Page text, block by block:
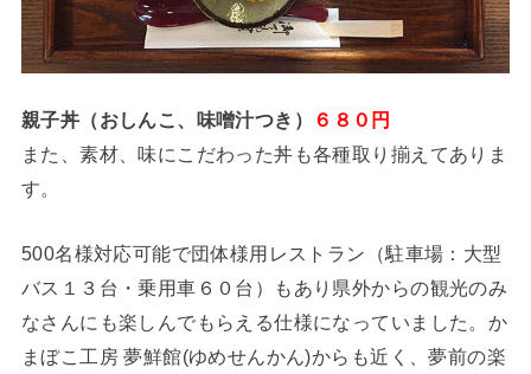
親子丼（おしんこ、味噌汁つき）
６８０円
また、素材、味にこだわった丼も各種取り揃えてありま
す。
500名様対応可能で団体様用レストラン（駐車場：大型
バス１３台・乗用車６０台）もあり県外からの観光のみ
なさんにも楽しんでもらえる仕様になっていました。 か
まぼこ工房 夢鮮館(ゆめせんかん)からも近く、夢前の楽